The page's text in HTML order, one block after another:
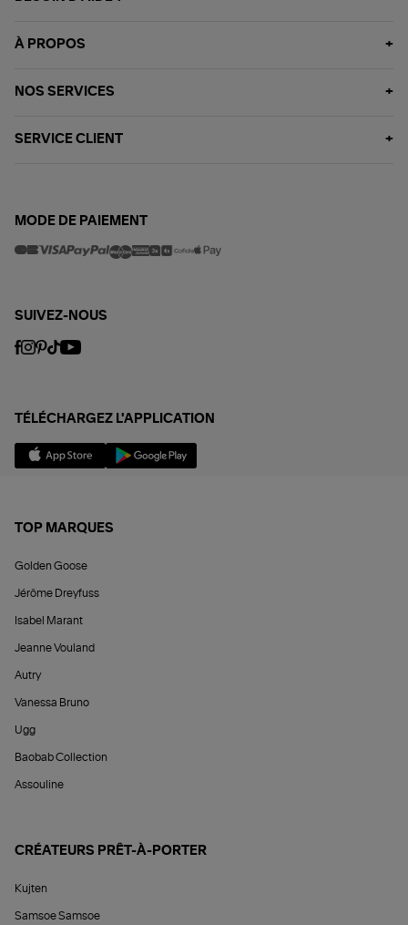
À PROPOS
NOS SERVICES
SERVICE CLIENT
MODE DE PAIEMENT
SUIVEZ-NOUS
TÉLÉCHARGEZ L'APPLICATION
TOP MARQUES
Golden Goose
Jérôme Dreyfuss
Isabel Marant
Jeanne Vouland
Autry
Vanessa Bruno
Ugg
Baobab Collection
Assouline
CRÉATEURS PRÊT-À-PORTER
Kujten
Samsoe Samsoe